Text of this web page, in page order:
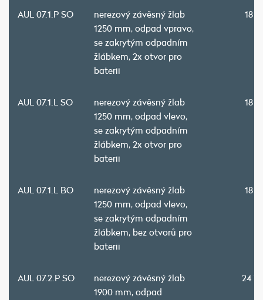
AUL 07.1.P SO
nerezový závěsný žlab
1250 mm, odpad vpravo,
se zakrytým odpadním
žlábkem, 2x otvor pro
baterii
18
AUL 07.1.L SO
nerezový závěsný žlab
1250 mm, odpad vlevo,
se zakrytým odpadním
žlábkem, 2x otvor pro
baterii
18
AUL 07.1.L BO
nerezový závěsný žlab
1250 mm, odpad vlevo,
se zakrytým odpadním
žlábkem, bez otvorů pro
baterii
18
AUL 07.2.P SO
nerezový závěsný žlab
1900 mm, odpad
24